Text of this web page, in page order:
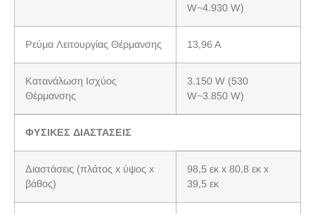
W~4.930 W)
Ρεύμα Λειτουργίας Θέρμανσης 13,96 A
Κατανάλωση Ισχύος
Θέρμανσης
3.150 W (530
W~3.850 W)
ΦΥΣΙΚΕΣ ΔΙΑΣΤΑΣΕΙΣ
Διαστάσεις (πλάτος x ύψος x
βάθος)
98,5 εκ x 80,8 εκ x
39,5 εκ